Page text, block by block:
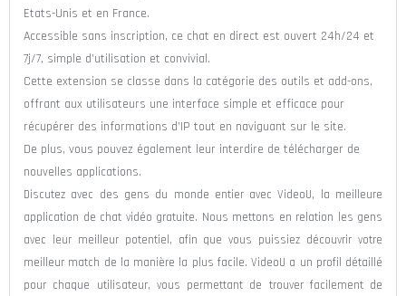
Etats-Unis et en France.
Accessible sans inscription, ce chat en direct est ouvert 24h/24 et
7j/7, simple d’utilisation et convivial.
Cette extension se classe dans la catégorie des outils et add-ons,
offrant aux utilisateurs une interface simple et efficace pour
récupérer des informations d’IP tout en naviguant sur le site.
De plus, vous pouvez également leur interdire de télécharger de
nouvelles applications.
Discutez avec des gens du monde entier avec VideoU, la meilleure
application de chat vidéo gratuite. Nous mettons en relation les gens
avec leur meilleur potentiel, afin que vous puissiez découvrir votre
meilleur match de la manière la plus facile. VideoU a un profil détaillé
pour chaque utilisateur, vous permettant de trouver facilement de